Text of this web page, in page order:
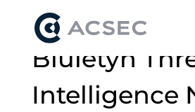
Biuletyn
Intelligence